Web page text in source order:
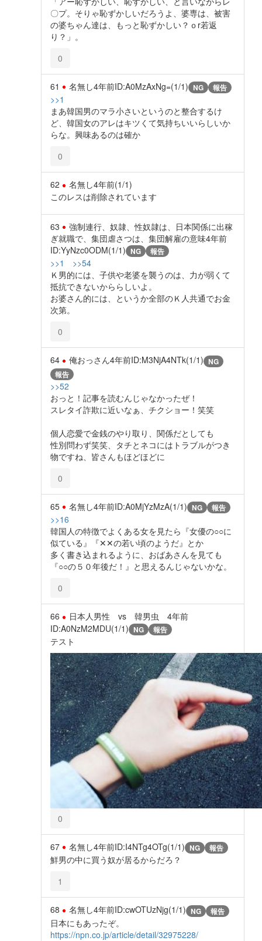
〇プ。そりゃ恥ずかしいだろうよ、婆専は、被害
の婆ちゃん達は、もっと恥ずかしい？ｏr若返
り？」。
0
61 名無し4年前ID:A0MzAxNg=(1/1) NG 報告
>>1
まあ韓国男のマラ小さいというのと整合するけ
ど、韓国女のアレはキツくて気持ちいいらしいか
らな。興味あるのは確か
0
62 名無し4年前(1/1)
このレスは削除されています
63
強制連行、奴隷、性奴隷は、日本関係に出稼
ぎ就職で、集団虐さつは、集団解雇の意味4年前
ID:YyNzc0ODM(1/1) NG 報告
>>1
>>54
Ｋ男的には、子供や老婆を襲うのは、力が弱くて
抵抗できないかららしいよ。
お婆さん的には、というか全部のＫ人共通でお金
次第。
0
64 俺おっさん4年前ID:M3NjA4NTk(1/1) NG
報告
>>52
おっと！記事を読むんじゃなかったぜ！
スレタイ詐欺に近いなぁ、チクショー！笑笑
個人恋愛で金銭のやり取り、関係だとしても
性別問わず笑笑、タチとネコにはトラブルがつき
物ですね、皆さんもほどほどに
0
65 名無し4年前ID:A0MjYzMzA(1/1) NG 報告
>>16
韓国人の特徴でよくある女を見たら『女優の○○に
似ている』『✕✕の若い頃のようだ』とか
多く書き込まれるように、おばあさんを見ても
『○○の５０年後だ！』と思えるんじゃないかな。
0
66 日本人男性 vs 韓男虫 4年前
ID:A0NzM2MDU(1/1) NG 報告
テスト
0
67 名無し4年前ID:I4NTg4OTg(1/1) NG 報告
鮮男の中に買う奴が居るからだろ？
1
68 名無し4年前ID:cwOTUzNjg(1/1) NG 報告
日本にもあったぞ。
https://npn.co.jp/article/detail/32975228/